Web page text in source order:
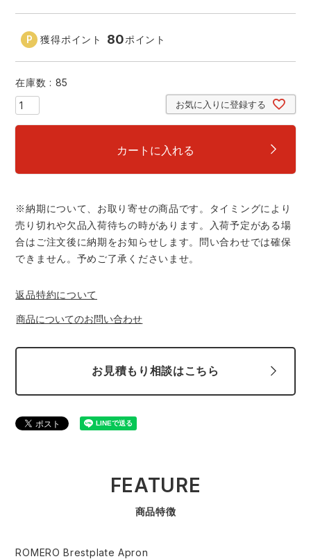
つなぎ
電熱ウェア・ヒートウェア
刺繍・プリント加工対象商品
ジーベック ランキング
ニット
ファン付きウェア
カジュアル
サーヴォ セロリー 大阪支店
サンエス
スターライト工業 東洋物産工業
福山ゴム工業
獲得ポイント 80ポイント
在庫数 85
お気に入りに登録する
カートに入れる
※納期について、お取り寄せの商品です。タイミングにより
売り切れや欠品入荷待ちの時があります。入荷予定がある場
合はご注文後に納期をお知らせします。問い合わせでは確保
できません。予めご了承くださいませ。
返品特約について
商品についてのお問い合わせ
お見積もり相談はこちら
FEATURE
商品特徴
ROMERO Brestplate Apron